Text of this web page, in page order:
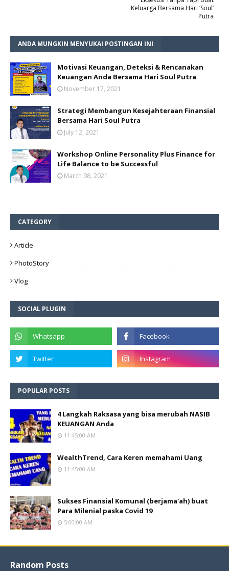
Keluarga Bersama Hari ‘Soul’
Putra
ANDA MUNGKIN MENYUKAI POSTINGAN INI
Motivasi Keuangan, Deteksi & Rencanakan
Keuangan Anda Bersama Hari Soul Putra
November 17, 2021
Strategi Membangun Kesejahteraan Finansial
Bersama Hari Soul Putra
July 12, 2021
Workshop Online Personality Plus Finance for
Life Balance to be Successful
March 08, 2021
CATEGORY
Article
PhotoStory
Vlog
SOCIAL PLUGIN
POPULAR POSTS
4 Langkah Raksasa yang bisa merubah NASIB
KEUANGAN Anda
11:45:00 AM
WealthTrend, Cara Keren memahami Uang
11:45:00 AM
Sukses Finansial Komunal (berjama'ah) buat
Para Milenial paska Covid 19
5:00:00 AM
Random Posts